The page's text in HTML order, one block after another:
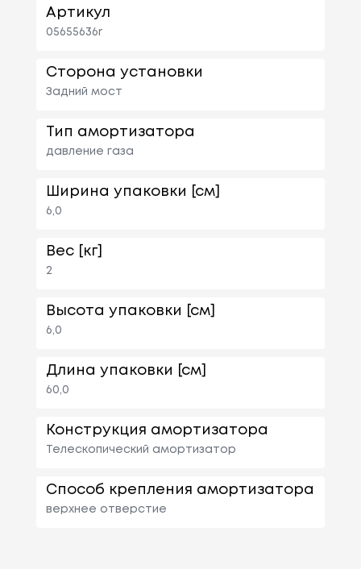
Артикул
05655636r
Сторона установки
Задний мост
Тип амортизатора
давление газа
Ширина упаковки [см]
6,0
Вес [кг]
2
Высота упаковки [см]
6,0
Длина упаковки [см]
60,0
Конструкция амортизатора
Телескопический амортизатор
Способ крепления амортизатора
верхнее отверстие